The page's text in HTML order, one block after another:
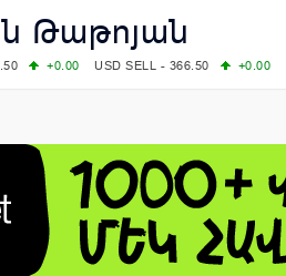
Թաթոյան
+0.00 USD SELL - 366.50
+0.00
- 1759.60
- 3184.00
-0.27 COPPER - 13791.00
+0.09 TIN - 55268.00
+2.50
-1.00 ZINC - 3643.00
+1.43
- 157.76
-0.39 EUR/GBP - 1.1558
- 1.1558
+0.32 GBP/USD - 1.3488